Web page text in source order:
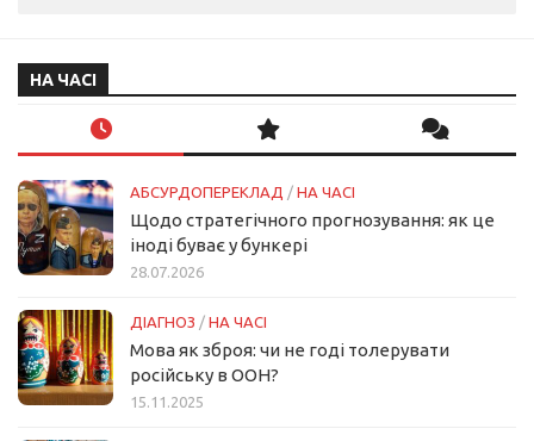
НА ЧАСІ
АБСУРДОПЕРЕКЛАД / НА ЧАСІ
Щодо стратегічного прогнозування: як це
іноді буває у бункері
28.07.2026
ДІАГНОЗ / НА ЧАСІ
Мова як зброя: чи не годі толерувати
російську в ООН?
15.11.2025